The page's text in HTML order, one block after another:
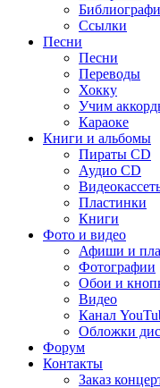
Ссылки
Песни
Песни
Переводы
Хокку
Учим
Караоке
Книги и альбомы
Пираты CD
Аудио CD
Пластинки
Книги
Фото и видео
Афиши и
Фотографии
Обои и
Видео
Канал
Обложки
Форум
Контакты
Заказ